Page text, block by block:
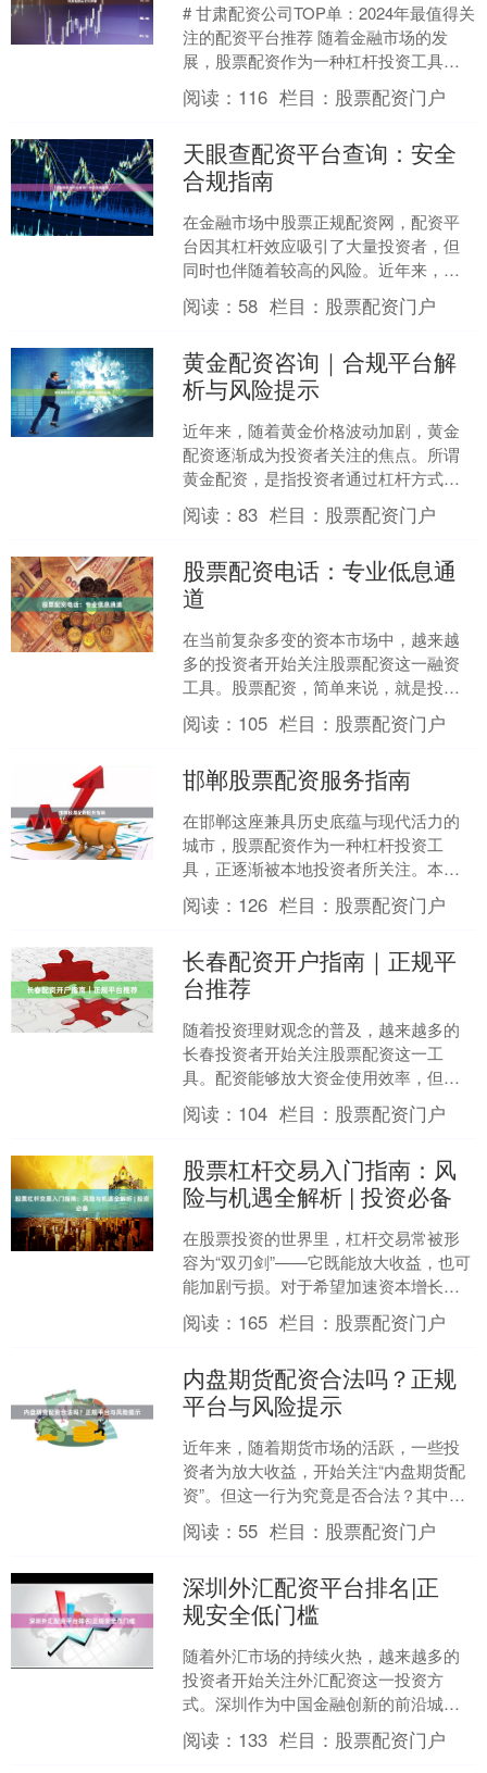
# 甘肃配资公司TOP单：2024年最值得关
注的配资平台推荐 随着金融市场的发
展，股票配资作为一种杠杆投资工具，
越来越受到投资者的关注。在甘肃地
区，配资公司数量....
阅读： 116 栏目： 股票配资门户
天眼查配资平台查询：安全
合规指南
在金融市场中股票正规配资网，配资平
台因其杠杆效应吸引了大量投资者，但
同时也伴随着较高的风险。近年来，随
着监管政策的收紧，如何识别安全合规
的配资平台成为投资者关注....
阅读： 58 栏目： 股票配资门户
黄金配资咨询｜合规平台解
析与风险提示
近年来，随着黄金价格波动加剧，黄金
配资逐渐成为投资者关注的焦点。所谓
黄金配资，是指投资者通过杠杆方式专
业配资公司，以少量保证金撬动更大规
模的黄金交易。这种模式在....
阅读：83 栏目： 股票配资门户
股票配资电话：专业低息通
道
在当前复杂多变的资本市场中，越来越
多的投资者开始关注股票配资这一融资
工具。股票配资，简单来说，就是投资
者通过配资公司获得额外的资金，用于
扩大股票投资规模，从而放....
阅读： 105 栏目： 股票配资门户
邯郸股票配资服务指南
在邯郸这座兼具历史底蕴与现代活力的
城市，股票配资作为一种杠杆投资工
具，正逐渐被本地投资者所关注。本文
将为您系统梳理邯郸股票配资的核心要
点，帮助您建立合规、理性的....
阅读： 126 栏目： 股票配资门户
长春配资开户指南｜正规平
台推荐
随着投资理财观念的普及，越来越多的
长春投资者开始关注股票配资这一工
具。配资能够放大资金使用效率，但选
择正规平台是保障资金安全的第一步。
本文将为您梳理长春配资开户....
阅读： 104 栏目： 股票配资门户
股票杠杆交易入门指南：风
险与机遇全解析 | 投资必备
在股票投资的世界里，杠杆交易常被形
容为“双刃剑”——它既能放大收益，也可
能加剧亏损。对于希望加速资本增长、
把握市场机会的投资者而言，了解杠杆
交易的基本原理、潜在....
阅读： 165 栏目： 股票配资门户
内盘期货配资合法吗？正规
平台与风险提示
近年来，随着期货市场的活跃，一些投
资者为放大收益，开始关注“内盘期货配
资”。但这一行为究竟是否合法？其中又
隐藏着哪些风险？本文将为您深入解
析。 ### 一、内盘....
阅读： 55 栏目： 股票配资门户
深圳外汇配资平台排名|正
规安全低门槛
随着外汇市场的持续火热，越来越多的
投资者开始关注外汇配资这一投资方
式。深圳作为中国金融创新的前沿城市
专业配资公司，汇聚了众多外汇配资平
台。面对纷繁复杂的市场环境....
阅读： 133 栏目： 股票配资门户